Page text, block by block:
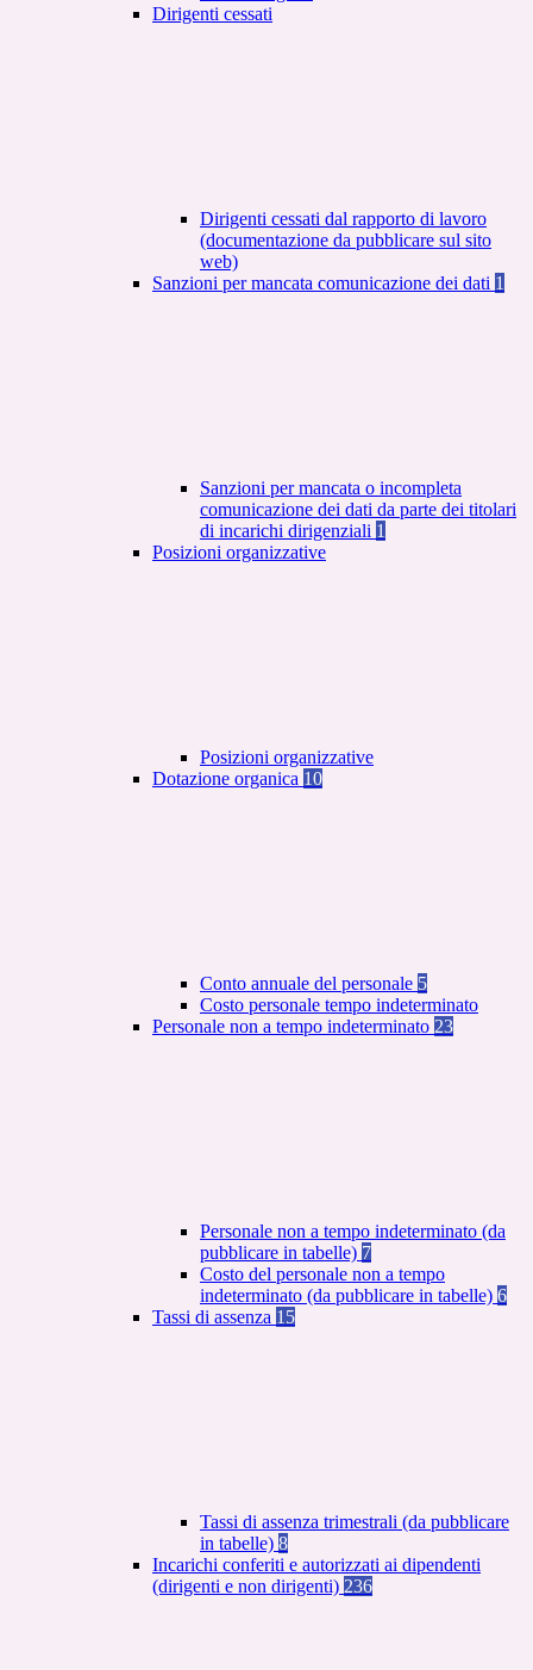
Dirigenti cessati
Dirigenti cessati dal rapporto di lavoro
(documentazione da pubblicare sul sito
web)
Sanzioni per mancata comunicazione dei dati 1
Sanzioni per mancata o incompleta
comunicazione dei dati da parte dei titolari
di incarichi dirigenziali 1
Posizioni organizzative
Posizioni organizzative
Dotazione organica 10
Conto annuale del personale 5
Costo personale tempo indeterminato
Personale non a tempo indeterminato 23
Personale non a tempo indeterminato (da
pubblicare in tabelle) 7
Costo del personale non a tempo
indeterminato (da pubblicare in tabelle) 6
Tassi di assenza 15
Tassi di assenza trimestrali (da pubblicare
in tabelle) 8
Incarichi conferiti e autorizzati ai dipendenti
(dirigenti e non dirigenti) 236